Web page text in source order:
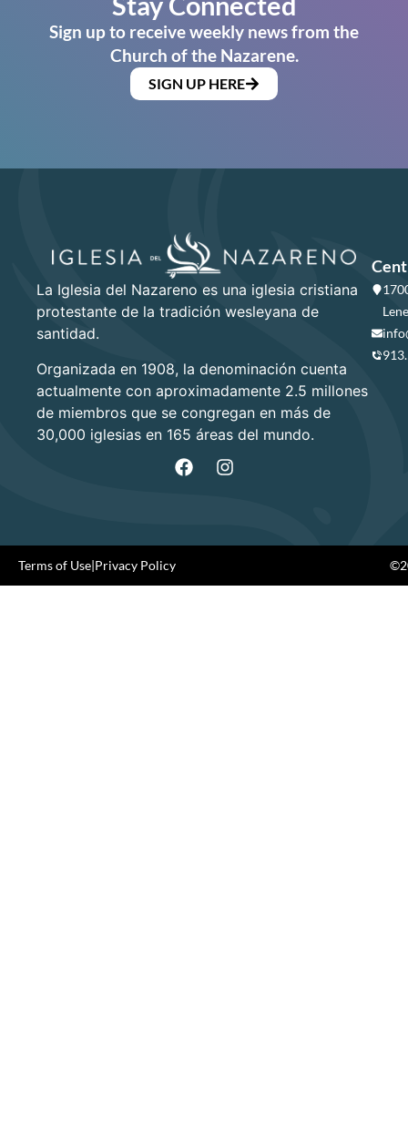
Sign up to receive weekly news from the
Church of the Nazarene.
SIGN UP HERE
La Iglesia del Nazareno es una iglesia cristiana
protestante de la tradición wesleyana de
santidad.
Organizada en 1908, la denominación cuenta
actualmente con aproximadamente 2.5 millones
de miembros que se congregan en más de
30,000 iglesias en 165 áreas del mundo.
Terms of Use|Privacy Policy